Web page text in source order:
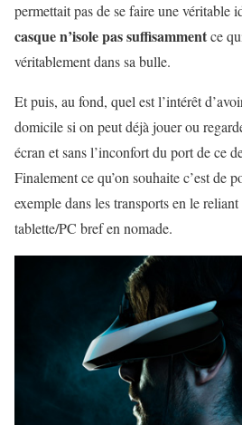
permettait pas de se faire une véritable
casque n’isole pas suffisammentce
véritablement dans sa bulle.
Et puis, au fond, quel est l’intérêt
domicile si on peut déjà jouer ou
écran et sans l’inconfort du port de ce
Finalement ce qu’on souhaite c’est de
exemple dans les transports en le
tablette/PC bref en nomade.